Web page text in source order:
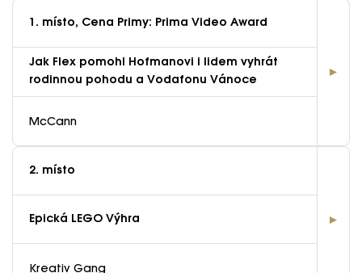
1. místo, Cena Primy: Prima Video Award
Jak Flex pomohl Hofmanovi i lidem vyhrát
rodinnou pohodu a Vodafonu Vánoce
McCann
2. místo
Epická LEGO Výhra
Kreativ Gang